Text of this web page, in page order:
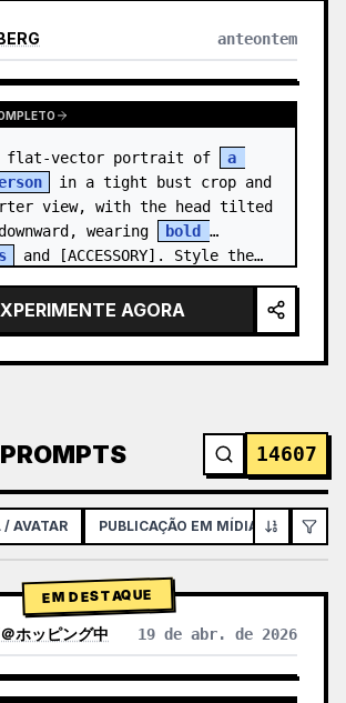
anteontem
flat-vector portrait of
a
in a tight bust crop and
view, with the head tilted
wearing
bold
and [ACCESSORY]. Style the…
AGORA
14607
/ AVATAR PUBLICAÇÃO EM MÍDIAS SOCIAIS
EM DESTAQUE
ホッピング中 19 de abr. de 2026